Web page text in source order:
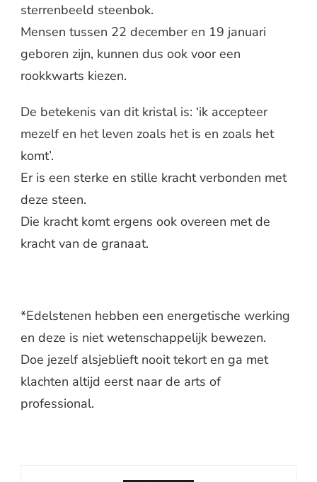
sterrenbeeld steenbok.
Mensen tussen 22 december en 19 januari
geboren zijn, kunnen dus ook voor een
rookkwarts kiezen.
De betekenis van dit kristal is: ‘ik accepteer
mezelf en het leven zoals het is en zoals het
komt’.
Er is een sterke en stille kracht verbonden met
deze steen.
Die kracht komt ergens ook overeen met de
kracht van de granaat.
*Edelstenen hebben een energetische werking
en deze is niet wetenschappelijk bewezen.
Doe jezelf alsjeblieft nooit tekort en ga met
klachten altijd eerst naar de arts of
professional.